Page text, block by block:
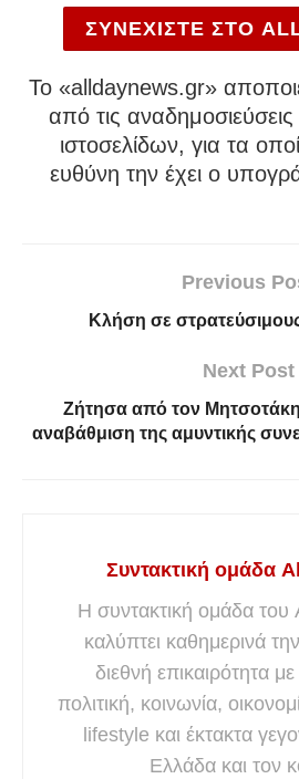
ΣΥΝΕΧΙΣΤΕ ΣΤΟ
To «alldaynews.gr»
από τις
ιστοσελίδων, για τα
ευθύνη την έχει ο
Previous
Κλήση σε
Next Post
Ζήτησα από τον
αναβάθμιση της αμυντικής
Συντακτική ομάδα
Η συντακτική ομάδα
καλύπτει καθημερινά
διεθνή επικαιρότητα με
πολιτική, κοινωνία,
lifestyle και έκτακτα
Ελλάδα και τον